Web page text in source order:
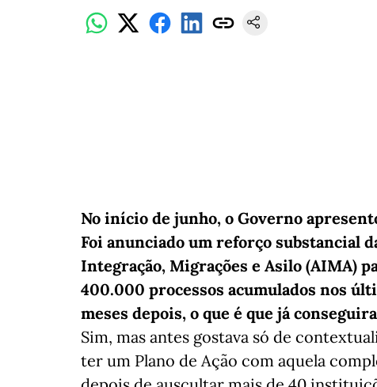
No início de junho, o Governo
Foi anunciado um reforço substancial
Integração, Migrações e Asilo (AIMA)
400.000 processos acumulados nos
meses depois, o que é que já
Sim, mas antes gostava só de
ter um Plano de Ação com aquela